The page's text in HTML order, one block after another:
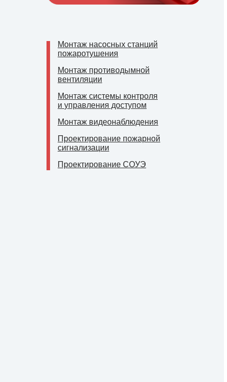
Монтаж видеонаблюдения
Монтаж противодымной
вентиляции
Монтаж системы контроля
и управления доступом
Монтаж насосных станций
пожаротушения
Проектирование СОУЭ
Проектирование пожарной
сигнализации